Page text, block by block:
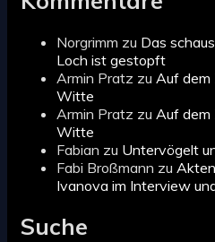
Norgrimm zu Das
Loch ist gestopft
Armin Pratz zu Auf dem
Witte
Armin Pratz zu Auf dem
Witte
Fabian zu Untervögelt
Fabi Broßmann zu
Ivanova im Interview
Suche